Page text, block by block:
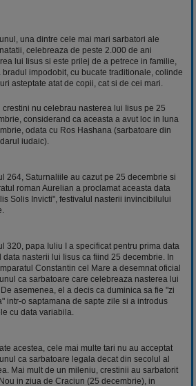
una dintre cele mai mari sarbatori ale
celebreaza de peste 2.000 de ani
lui Iisus si este prilej de a petrece in familie,
bradul impodobit, cu bucate traditionale, colinde
asteptate atat de copii, cat si de cei mari.
crestini nu celebrau nasterea lui Iisus pe 25
considerand ca aceasta a avut loc in luna
odata cu Ros Hashana (sarbatoare din
iudaic).
264, Saturnaliile au cazut pe 25 decembrie si
roman Aurelian a proclamat aceasta data
Solis Invicti", festivalul nasterii invincibilului
320, papa Iuliu I a specificat pentru prima data
data nasterii lui Iisus ca fiind 25 decembrie. In
Constantin cel Mare a desemnat oficial
ca sarbatoare care celebreaza nasterea lui
asemenea, el a decis ca duminica sa fie "zi
intr-o saptamana de sapte zile si a introdus
cu data variabila.
acestea, cele mai multe tari nu au acceptat
ca sarbatoare legala decat din secolul al
Mai mult de un mileniu, crestinii au sarbatorit
in ziua de Craciun (25 decembrie), in